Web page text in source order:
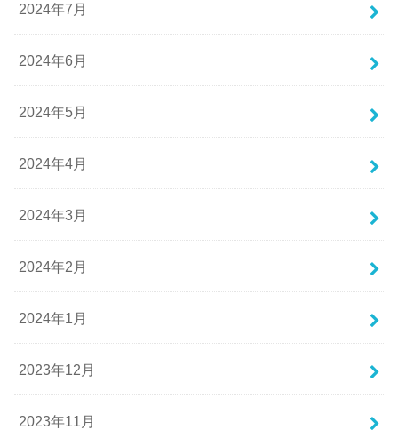
2024年7月
2024年6月
2024年5月
2024年4月
2024年3月
2024年2月
2024年1月
2023年12月
2023年11月